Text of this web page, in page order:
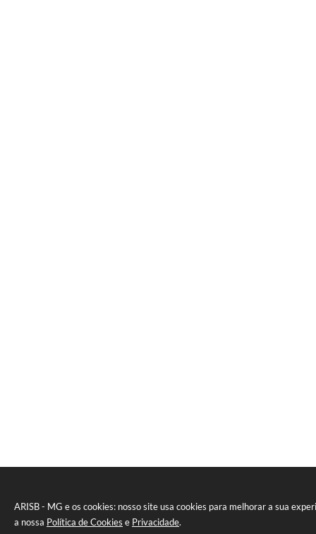
ARISB - MG e os cookies: nosso site usa cookies para melhorar a sua
a nossa Política de Cookies e Privacidade.